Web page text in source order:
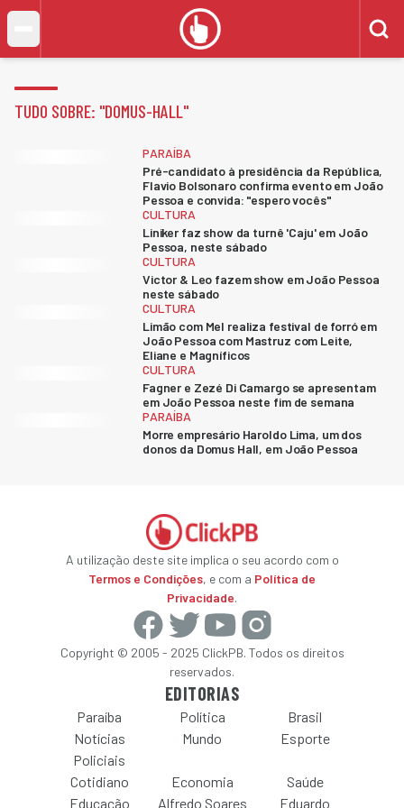
TUDO SOBRE: "DOMUS-HALL"
PARAÍBA
Pré-candidato à presidência da República,
Flavio Bolsonaro confirma evento em João
Pessoa e convida: "espero vocês"
CULTURA
Liniker faz show da turnê 'Caju' em João
Pessoa, neste sábado
CULTURA
Victor & Leo fazem show em João Pessoa
neste sábado
CULTURA
Limão com Mel realiza festival de forró em
João Pessoa com Mastruz com Leite,
Eliane e Magníficos
CULTURA
Fagner e Zezé Di Camargo se apresentam
em João Pessoa neste fim de semana
PARAÍBA
Morre empresário Haroldo Lima, um dos
donos da Domus Hall, em João Pessoa
A utilização deste site implica o seu acordo com o
Termos e Condições, e com a Política de
Privacidade.
Copyright © 2005 - 2025 ClickPB. Todos os direitos
reservados.
EDITORIAS
Paraíba Política
Brasil
Notícias
Policiais
Mundo Esporte
Cotidiano Economia
Saúde
Educação
Alfredo Soares Eduardo